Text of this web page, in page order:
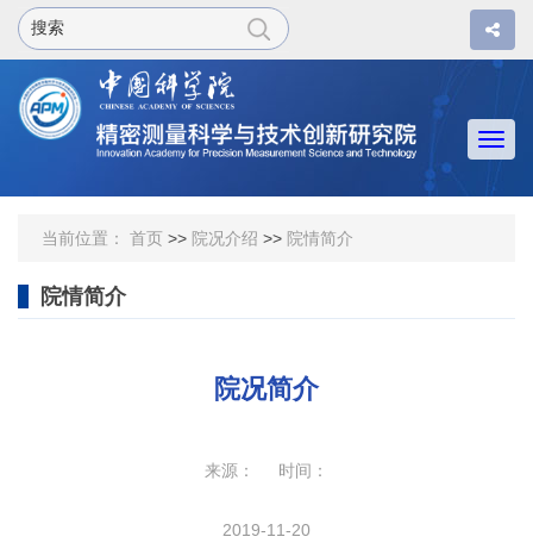
当前位置： 首页 >> 院况介绍 >> 院情简介
院情简介
院况简介
来源： 时间：
2019-11-20